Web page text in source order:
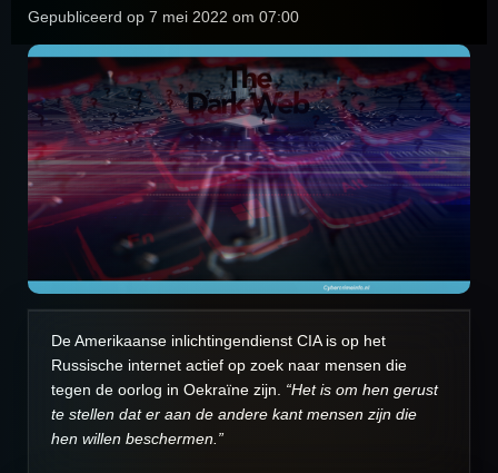
Gepubliceerd op 7 mei 2022 om 07:00
De Amerikaanse inlichtingendienst CIA is op het
Russische internet actief op zoek naar mensen die
tegen de oorlog in Oekraïne zijn. “Het is om hen gerust
te stellen dat er aan de andere kant mensen zijn die
hen willen beschermen.”